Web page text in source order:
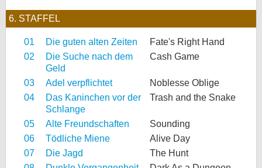
6. STAFFEL
01 Die guten alten Zeiten
Fate's Right Hand
02
Die Suche nach dem
Geld
Cash Game
03 Adel verpflichtet
Noblesse Oblige
04
Das Kaninchen vor der
Schlange
Trash and the Snake
05 Alte Freundschaften
Sounding
06
Tödliche Miene
Alive Day
07
Die Jagd
The Hunt